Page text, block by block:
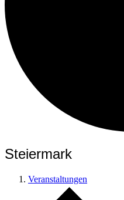
Steiermark
Veranstaltungen